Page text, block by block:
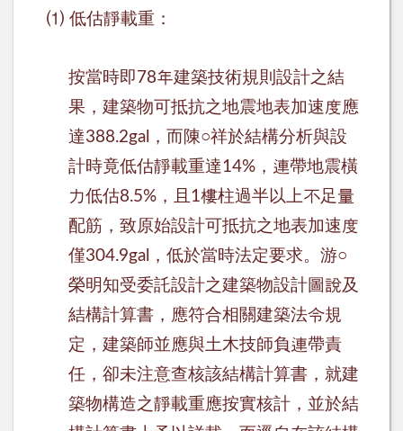
⑴ 低估靜載重：
按當時即78年建築技術規則設計之結
果，建築物可抵抗之地震地表加速度應
達388.2gal ，而陳○祥於結構分析與設
計時竟低估靜載重達14% ，連帶地震橫
力低估8.5% ，且 1樓柱過半以上不足量
配筋，致原始設計可抵抗之地表加速度
僅304.9gal ，低於當時法定要求。游○
榮明知受委託設計之建築物設計圖說及
結構計算書，應符合相關建築法令規
定，建築師並應與土木技師負連帶責
任，卻未注意查核該結構計算書，就建
築物構造之靜載重應按實核計，並於結